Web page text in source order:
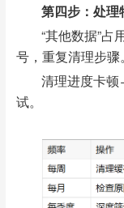
第四步：处
“其他数据”
号，重复清理步骤。
清理进度卡
试。